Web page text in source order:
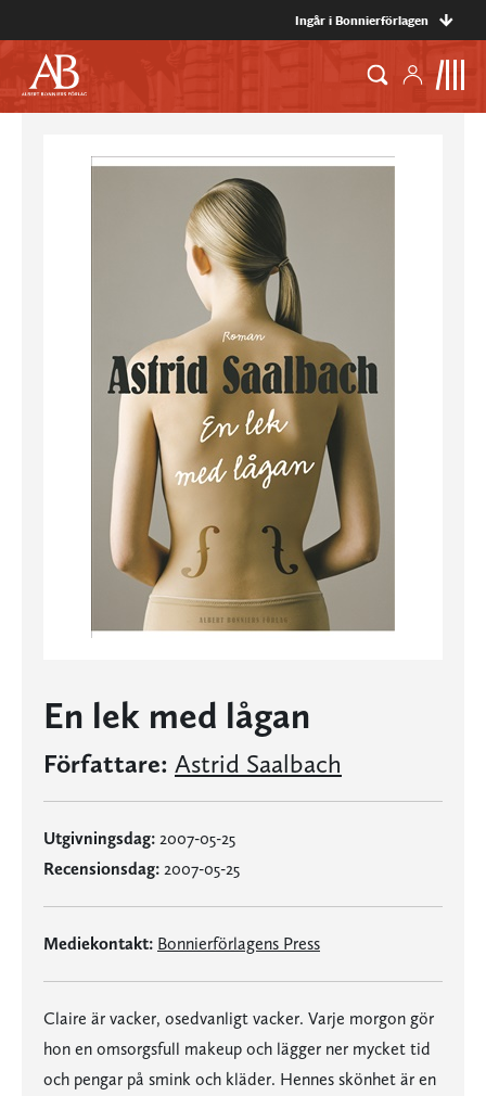
Ingår i Bonnierförlagen
En lek med lågan
Författare: Astrid Saalbach
Utgivningsdag: 2007-05-25
Recensionsdag: 2007-05-25
Mediekontakt: Bonnierförlagens Press
Claire är vacker, osedvanligt vacker. Varje morgon gör
hon en omsorgsfull makeup och lägger ner mycket tid
och pengar på smink och kläder. Hennes skönhet är en